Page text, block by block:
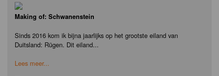
Making of: Schwanenstein
Sinds 2016 kom ik bijna jaarlijks op het grootste eiland van
Duitsland: Rügen. Dit eiland...
Lees meer...